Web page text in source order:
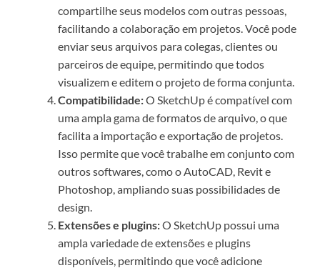
compartilhe seus modelos com outras pessoas,
facilitando a colaboração em projetos. Você pode
enviar seus arquivos para colegas, clientes ou
parceiros de equipe, permitindo que todos
visualizem e editem o projeto de forma conjunta.
Compatibilidade:O SketchUp é compatível com
uma ampla gama de formatos de arquivo, o que
facilita a importação e exportação de projetos.
Isso permite que você trabalhe em conjunto com
outros softwares, como o AutoCAD, Revit e
Photoshop, ampliando suas possibilidades de
design.
Extensões e plugins:O SketchUp possui uma
ampla variedade de extensões e plugins
disponíveis, permitindo que você adicione